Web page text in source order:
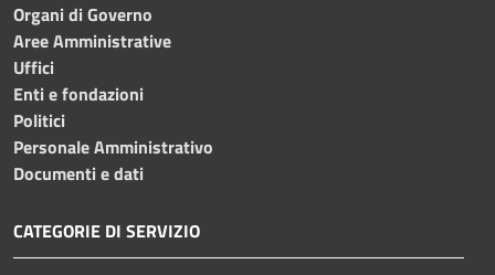
Organi di Governo
Aree Amministrative
Uffici
Enti e fondazioni
Politici
Personale Amministrativo
Documenti e dati
CATEGORIE DI SERVIZIO